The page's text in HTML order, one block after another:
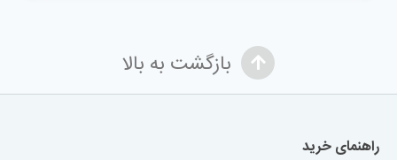
بازگشت به بالا
راهنمای خرید